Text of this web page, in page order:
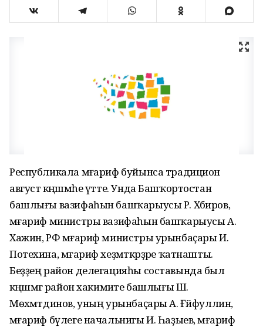
Республикала мәғариф буйынса традицион
август кәңәшмәһе үтте. Унда Башҡортостан
башлығы вазифаһын башҡарыусы Р. Хәбиров,
мәғариф министры вазифаһын башҡарыусы А.
Хажин, РФ мәғариф министры урынбаҫары И.
Потехина, мәғариф хеҙмәткәрҙәре ҡатнашты.
Беҙҙең район делегацияһы составында был
кәңәшмәгә район хакимиәте башлығы Ш.
Мөхәмәтдинов, уның урынбаҫары А. Ғәйфуллин,
мәғариф бүлеге начальнигы И. Һаҙыев, мәғариф